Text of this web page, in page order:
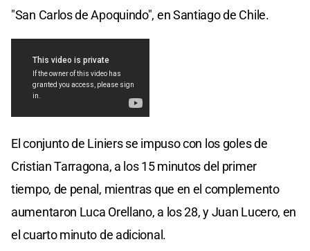
"San Carlos de Apoquindo", en Santiago de Chile.
El conjunto de Liniers se impuso con los goles de
Cristian Tarragona, a los 15 minutos del primer
tiempo, de penal, mientras que en el complemento
aumentaron Luca Orellano, a los 28, y Juan Lucero, en
el cuarto minuto de adicional.